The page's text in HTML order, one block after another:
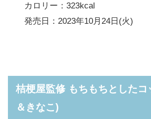
カロリー：323kcal
発売日：2023年10月24日(火)
桔梗屋監修 もちもちとしたコ
＆きなこ)